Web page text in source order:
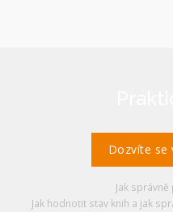
Dozvíte se
Jak správně
Jak hodnotit stav knih a jak